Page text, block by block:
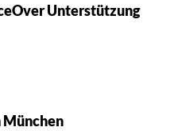
Unterstützung